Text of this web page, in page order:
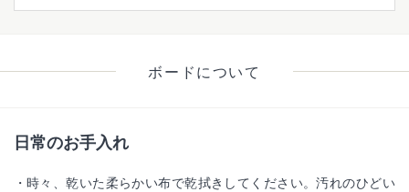
ボードについて
日常のお手入れ
時々、乾いた柔らかい布で乾拭きしてください。汚れのひどい